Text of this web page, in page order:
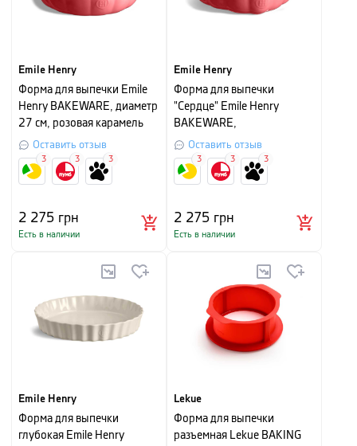
Emile Henry
Форма для выпечки Emile
Henry BAKEWARE, диаметр
27 см, розовая карамель
Оставить отзыв
2 275 грн
Есть в наличии
3 3 3
Emile Henry
Форма для выпечки
"Сердце" Emile Henry
BAKEWARE,
24,5х26,5х6,5 см, розовая
карамель
Оставить отзыв
2 275 грн
Есть в наличии
3 3 3
Emile Henry
Форма для выпечки
глубокая Emile Henry
Lekue
Форма для выпечки
разъемная Lekue BAKING